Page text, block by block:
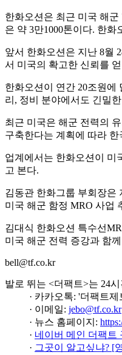
한화오션은 최근 미국 해
은 약 3만1000톤이다. 한
앞서 한화오션은 지난 8월
서 미국의 확고한 신뢰를
한화오션이 연간 20조원에
리, 정비 분야에서도 긴밀
최근 미국은 해군 전력의
구축한다는 계획에 따라
업계에서는 한화오션이 미
고 본다.
김동관 한화그룹 부회장은
미국 해군 함정 MRO 사업
김대식 한화오션 특수선
미국 해군 전력 증강과 함
bell@tf.co.kr
발로 뛰는 <더팩트>는 24
· 카카오톡: '더팩트제
· 이메일: jebo@tf.co.kr
· 뉴스 홈페이지:
· 네이버 메인 더팩
· 그곳이 알고싶냐? [